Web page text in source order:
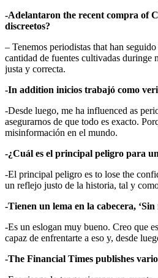
-Adelantaron the recent compra of
discreetos?
– Tenemos periodistas that han
cantidad de fuentes cultivadas duringe
justa y correcta.
-In addition inicios trabajó como
-Desde luego, me ha influenced as
asegurarnos de que todo es exacto.
misinformación en el mundo.
-¿Cuál es el principal peligro para
-El principal peligro es to lose the
un reflejo justo de la historia, tal y
-Tienen un lema en la cabecera,
-Es un eslogan muy bueno. Creo que
capaz de enfrentarte a eso y, desde
-The Financial Times publishes